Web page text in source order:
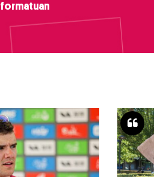
formatuan